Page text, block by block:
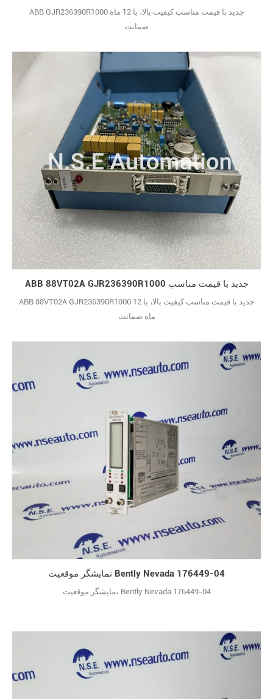
ABB GJR236390R1000 جدید با قیمت مناسب کیفیت بالا، با 12 ماه
ضمانت
ABB 88VT02A GJR236390R1000 جدید با قیمت مناسب
ABB 88VT02A GJR236390R1000 جدید با قیمت مناسب کیفیت بالا، با 12
ماه ضمانت
نمایشگر موقعیت Bently Nevada 176449-04
نمایشگر موقعیت Bently Nevada 176449-04